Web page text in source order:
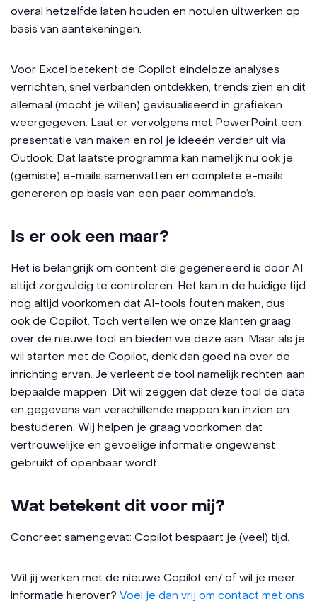
overal hetzelfde laten houden en notulen uitwerken op
basis van aantekeningen.
Voor Excel betekent de Copilot eindeloze analyses
verrichten, snel verbanden ontdekken, trends zien en dit
allemaal (mocht je willen) gevisualiseerd in grafieken
weergegeven. Laat er vervolgens met PowerPoint een
presentatie van maken en rol je ideeën verder uit via
Outlook. Dat laatste programma kan namelijk nu ook je
(gemiste) e-mails samenvatten en complete e-mails
genereren op basis van een paar commando’s.
Is er ook een maar?
Het is belangrijk om content die gegenereerd is door AI
altijd zorgvuldig te controleren. Het kan in de huidige tijd
nog altijd voorkomen dat AI-tools fouten maken, dus
ook de Copilot. Toch vertellen we onze klanten graag
over de nieuwe tool en bieden we deze aan. Maar als je
wil starten met de Copilot, denk dan goed na over de
inrichting ervan. Je verleent de tool namelijk rechten aan
bepaalde mappen. Dit wil zeggen dat deze tool de data
en gegevens van verschillende mappen kan inzien en
bestuderen. Wij helpen je graag voorkomen dat
vertrouwelijke en gevoelige informatie ongewenst
gebruikt of openbaar wordt.
Wat betekent dit voor mij?
Concreet samengevat: Copilot bespaart je (veel) tijd.
Wil jij werken met de nieuwe Copilot en/ of wil je meer
informatie hierover? Voel je dan vrij om contact met ons